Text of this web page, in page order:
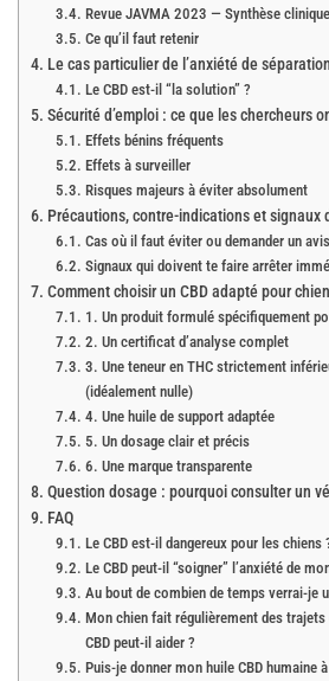
Revue JAVMA 2023 — Synthèse clinique
Ce qu’il faut retenir
Le cas particulier de l’anxiété de séparation
Le CBD est-il “la solution” ?
Sécurité d’emploi : ce que les chercheurs
Effets bénins fréquents
Effets à surveiller
Risques majeurs à éviter absolument
Précautions, contre-indications et signaux
Cas où il faut éviter ou demander un
Signaux qui doivent te faire arrêter
Comment choisir un CBD adapté pour chien
1. Un produit formulé spécifiquement
2. Un certificat d’analyse complet
3. Une teneur en THC strictement
(idéalement nulle)
4. Une huile de support adaptée
5. Un dosage clair et précis
6. Une marque transparente
Question dosage : pourquoi consulter un
FAQ
Le CBD est-il dangereux pour les chiens
Le CBD peut-il “soigner” l’anxiété de
Au bout de combien de temps verrai-je
Mon chien fait régulièrement des
CBD peut-il aider ?
Puis-je donner mon huile CBD humaine